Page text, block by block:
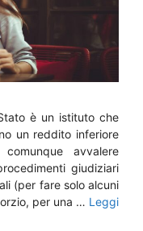
è un istituto che
un reddito inferiore
avvalere
giudiziari
(per fare solo alcuni
per una … Leggi